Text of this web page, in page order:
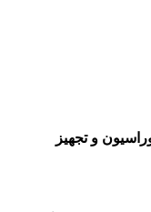
و تجهیز